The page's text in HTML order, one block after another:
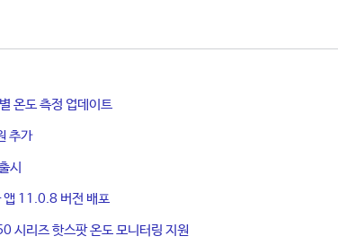
온도 측정 업데이트
추가
시
앱 11.0.8 버전 배포
리즈 핫스팟 온도 모니터링 지원